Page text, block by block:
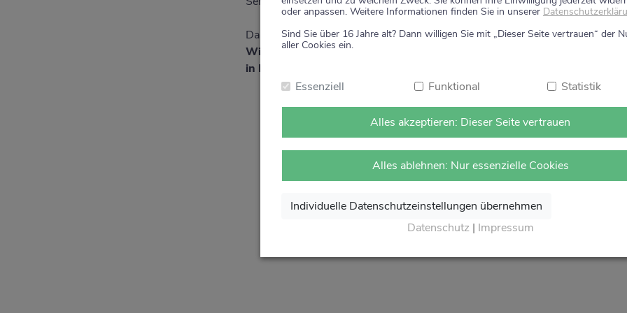
Danke für Ihr Vertrauen.
Wir sagen von Herzen Auf Wiedersehen und freuen uns auf Ihren
in Ihrer Apotheke
oder anpassen. Weitere Informationen finden Sie in unserer
Sind Sie über 16 Jahre alt? Dann willigen Sie mit „Dieser Seite vertrauen“ der
aller Cookies ein.
Essenziell Funktional Statistik
Alles akzeptieren: Dieser Seite vertrauen
Alles ablehnen: Nur essenzielle Cookies
Individuelle Datenschutzeinstellungen übernehmen
Datenschutz| Impressum